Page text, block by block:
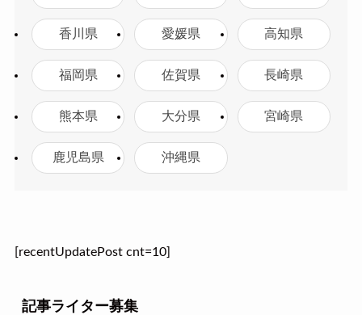
香川県 愛媛県 高知県
福岡県 佐賀県 長崎県
熊本県 大分県 宮崎県
鹿児島県 沖縄県
[recentUpdatePost cnt=10]
記事ライター募集